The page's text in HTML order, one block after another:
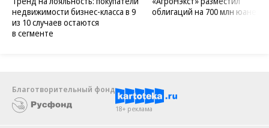
недвижимости бизнес-класса в 9
из 10 случаев остаются
в сегменте
облигаций на 700 млн юаней
Благотворительный фонд
18+ реклама